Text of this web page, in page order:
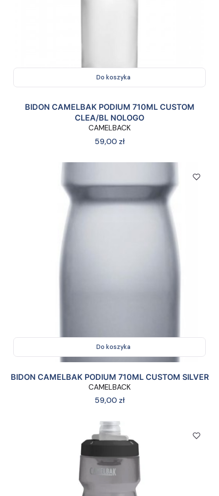
Do koszyka
BIDON CAMELBAK PODIUM 710ML CUSTOM
CLEA/BL NOLOGO
CAMELBACK
Cena
59,00 zł
Do koszyka
BIDON CAMELBAK PODIUM 710ML CUSTOM SILVER
CAMELBACK
Cena
59,00 zł